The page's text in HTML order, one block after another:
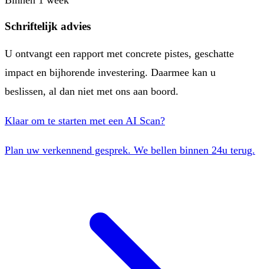
Schriftelijk advies
U ontvangt een rapport met concrete pistes, geschatte
impact en bijhorende investering. Daarmee kan u
beslissen, al dan niet met ons aan boord.
Klaar om te starten met een AI Scan?
Plan uw verkennend gesprek. We bellen binnen 24u terug.